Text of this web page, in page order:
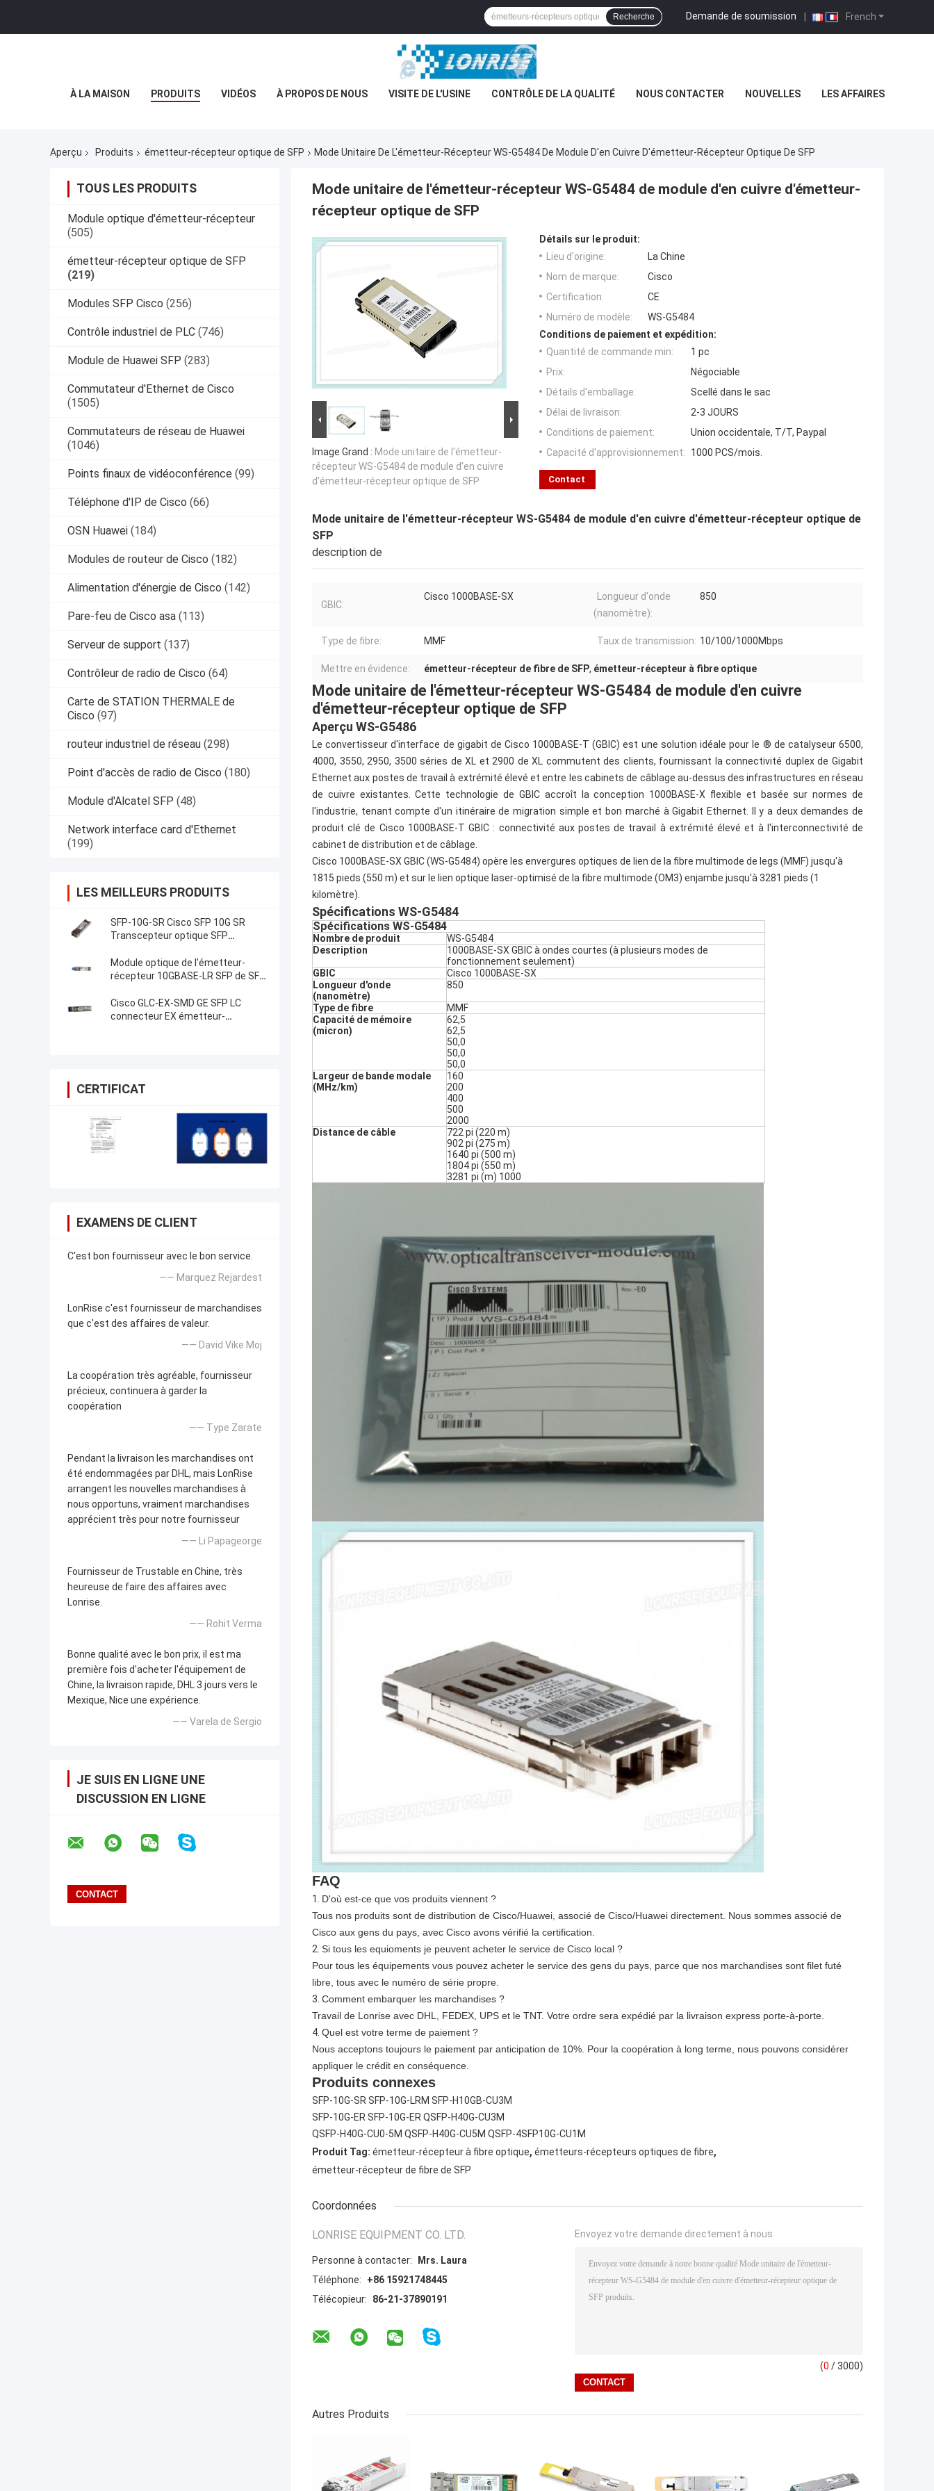
French
Demande de soumission |
Recherche
À LA MAISON PRODUITS VIDÉOS À PROPOS DE NOUS VISITE DE L'USINE CONTRÔLE DE LA QUALITÉ NOUS CONTACTER NOUVELLES LES AFFAIRES
Aperçu Produits émetteur-récepteur optique de SFP Mode Unitaire De L'émetteur-Récepteur WS-G5484 De Module D'en Cuivre D'émetteur-Récepteur Optique De SFP
TOUS LES PRODUITS
Module optique d'émetteur-récepteur
(505)
émetteur-récepteur optique de SFP
(219)
Modules SFP Cisco (256)
Contrôle industriel de PLC (746)
Module de Huawei SFP (283)
Commutateur d'Ethernet de Cisco
(1505)
Commutateurs de réseau de Huawei
(1046)
Points finaux de vidéoconférence (99)
Téléphone d'IP de Cisco (66)
OSN Huawei (184)
Modules de routeur de Cisco (182)
Alimentation d'énergie de Cisco (142)
Pare-feu de Cisco asa (113)
Serveur de support (137)
Contrôleur de radio de Cisco (64)
Carte de STATION THERMALE de
Cisco (97)
routeur industriel de réseau (298)
Point d'accès de radio de Cisco (180)
Module d'Alcatel SFP (48)
Network interface card d'Ethernet
(199)
LES MEILLEURS PRODUITS
SFP-10G-SR Cisco SFP 10G SR
Transcepteur optique SFP
Module optique de l'émetteur-
récepteur 10GBASE-LR SFP de SFP
Cisco GLC-EX-SMD GE SFP LC
connecteur EX émetteur-
CERTIFICAT
EXAMENS DE CLIENT
C'est bon fournisseur avec le bon service.
—— Marquez Rejardest
LonRise c'est fournisseur de marchandises
que c'est des affaires de valeur.
—— David Vike Moj
La coopération très agréable, fournisseur
précieux, continuera à garder la
coopération
—— Type Zarate
Pendant la livraison les marchandises ont
été endommagées par DHL, mais LonRise
arrangent les nouvelles marchandises à
nous opportuns, vraiment marchandises
apprécient très pour notre fournisseur
—— Li Papageorge
Fournisseur de Trustable en Chine, très
heureuse de faire des affaires avec
Lonrise.
—— Rohit Verma
Bonne qualité avec le bon prix, il est ma
première fois d'acheter l'équipement de
Chine, la livraison rapide, DHL 3 jours vers le
Mexique, Nice une expérience.
—— Varela de Sergio
JE SUIS EN LIGNE UNE
DISCUSSION EN LIGNE
Mode unitaire de l'émetteur-récepteur WS-G5484 de module d'en cuivre d'émetteur-
récepteur optique de SFP
Image Grand : Mode unitaire de l'émetteur-
récepteur WS-G5484 de module d'en cuivre
d'émetteur-récepteur optique de SFP
Détails sur le produit:
Lieu d'origine:
La Chine
Nom de marque:
Cisco
Certification:
CE
Numéro de modèle:
WS-G5484
Conditions de paiement et expédition:
Quantité de commande min:
1 pc
Prix:
Négociable
Détails d'emballage:
Scellé dans le sac
Délai de livraison:
2-3 JOURS
Conditions de paiement:
Union occidentale, T/T, Paypal
Capacité d'approvisionnement:
1000 PCS/mois.
Contact
Mode unitaire de l'émetteur-récepteur WS-G5484 de module d'en cuivre d'émetteur-récepteur optique de
SFP
description de
GBIC:
Cisco 1000BASE-SX
Longueur d'onde
(nanomètre):
850
Type de fibre: MMF Taux de transmission: 10/100/1000Mbps
Mettre en évidence: émetteur-récepteur de fibre de SFP, émetteur-récepteur à fibre optique
Mode unitaire de l'émetteur-récepteur WS-G5484 de module d'en cuivre
d'émetteur-récepteur optique de SFP
Aperçu WS-G5486
Le convertisseur d'interface de gigabit de Cisco 1000BASE-T (GBIC) est une solution idéale pour le ® de catalyseur 6500,
4000, 3550, 2950, 3500 séries de XL et 2900 de XL commutent des clients, fournissant la connectivité duplex de Gigabit
Ethernet aux postes de travail à extrémité élevé et entre les cabinets de câblage au-dessus des infrastructures en réseau
de cuivre existantes. Cette technologie de GBIC accroît la conception 1000BASE-X flexible et basée sur normes de
l'industrie, tenant compte d'un itinéraire de migration simple et bon marché à Gigabit Ethernet. Il y a deux demandes de
produit clé de Cisco 1000BASE-T GBIC : connectivité aux postes de travail à extrémité élevé et à l'interconnectivité de
cabinet de distribution et de câblage.
Cisco 1000BASE-SX GBIC (WS-G5484) opère les envergures optiques de lien de la fibre multimode de legs (MMF) jusqu'à
1815 pieds (550 m) et sur le lien optique laser-optimisé de la fibre multimode (OM3) enjambe jusqu'à 3281 pieds (1
kilomètre).
Spécifications WS-G5484
Spécifications WS-G5484
Nombre de produit
WS-G5484
Description
1000BASE-SX GBIC à ondes courtes (à plusieurs modes de
fonctionnement seulement)
GBIC
Cisco 1000BASE-SX
Longueur d'onde
(nanomètre)
850
Type de fibre
MMF
Capacité de mémoire
(micron)
62,5
62,5
50,0
50,0
50,0
Largeur de bande modale
(MHz/km)
160
200
400
500
2000
Distance de câble
722 pi (220 m)
902 pi (275 m)
1640 pi (500 m)
1804 pi (550 m)
3281 pi (m) 1000
FAQ
1. D'où est-ce que vos produits viennent ?
Tous nos produits sont de distribution de Cisco/Huawei, associé de Cisco/Huawei directement. Nous sommes associé de
Cisco aux gens du pays, avec Cisco avons vérifié la certification.
2. Si tous les equioments je peuvent acheter le service de Cisco local ?
Pour tous les équipements vous pouvez acheter le service des gens du pays, parce que nos marchandises sont filet futé
libre, tous avec le numéro de série propre.
3. Comment embarquer les marchandises ?
Travail de Lonrise avec DHL, FEDEX, UPS et le TNT. Votre ordre sera expédié par la livraison express porte-à-porte.
4. Quel est votre terme de paiement ?
Nous acceptons toujours le paiement par anticipation de 10%. Pour la coopération à long terme, nous pouvons considérer
appliquer le crédit en conséquence.
Produits connexes
SFP-10G-SR SFP-10G-LRM SFP-H10GB-CU3M
SFP-10G-ER SFP-10G-ER QSFP-H40G-CU3M
QSFP-H40G-CU0-5M QSFP-H40G-CU5M QSFP-4SFP10G-CU1M
Produit Tag: émetteur-récepteur à fibre optique, émetteurs-récepteurs optiques de fibre,
émetteur-récepteur de fibre de SFP
Coordonnées
LONRISE EQUIPMENT CO. LTD.
Personne à contacter:
Mrs. Laura
Téléphone:
+86 15921748445
Télécopieur:
86-21-37890191
Envoyez votre demande directement à nous
(0 / 3000)
Autres Produits